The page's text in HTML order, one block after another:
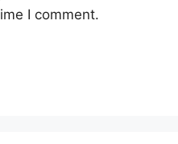
I comment.